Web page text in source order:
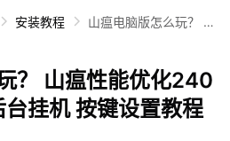
安装教程
山瘟电脑版怎么玩？ 山
设置教程
？ 山瘟性能优化240
挂机 按键设置教程